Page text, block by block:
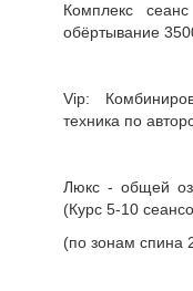
Комплекс
обёртывание
Vip:
техника по
Люкс - общей
(Курс 5-10
(по зонам спина